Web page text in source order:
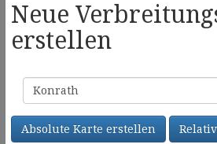
Neue
erstellen
Familienname
Absolute Karte erstellen